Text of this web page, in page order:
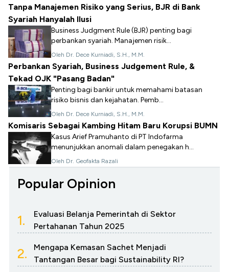
Tanpa Manajemen Risiko yang Serius, BJR di Bank
Syariah Hanyalah Ilusi
Business Judgment Rule (BJR) penting bagi
perbankan syariah. Manajemen risik...
Oleh Dr. Dece Kurniadi, S.H., M.M.
Perbankan Syariah, Business Judgement Rule, &
Tekad OJK "Pasang Badan"
Penting bagi bankir untuk memahami batasan
risiko bisnis dan kejahatan. Pemb...
Oleh Dr. Dece Kurniadi, S.H., M.M.
Komisaris Sebagai Kambing Hitam Baru Korupsi BUMN
Kasus Arief Pramuhanto di PT Indofarma
menunjukkan anomali dalam penegakan h...
Oleh Dr. Geofakta Razali
Popular Opinion
1.
Evaluasi Belanja Pemerintah di Sektor
Pertahanan Tahun 2025
2.
Mengapa Kemasan Sachet Menjadi
Tantangan Besar bagi Sustainability RI?